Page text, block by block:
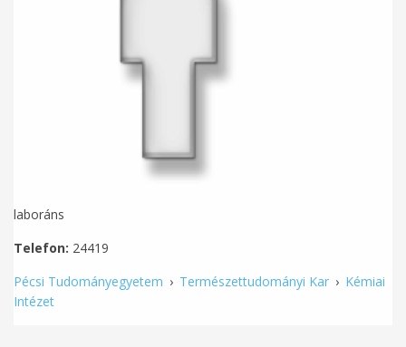
laboráns
Telefon: 24419
Pécsi Tudományegyetem › Természettudományi Kar › Kémiai
Intézet